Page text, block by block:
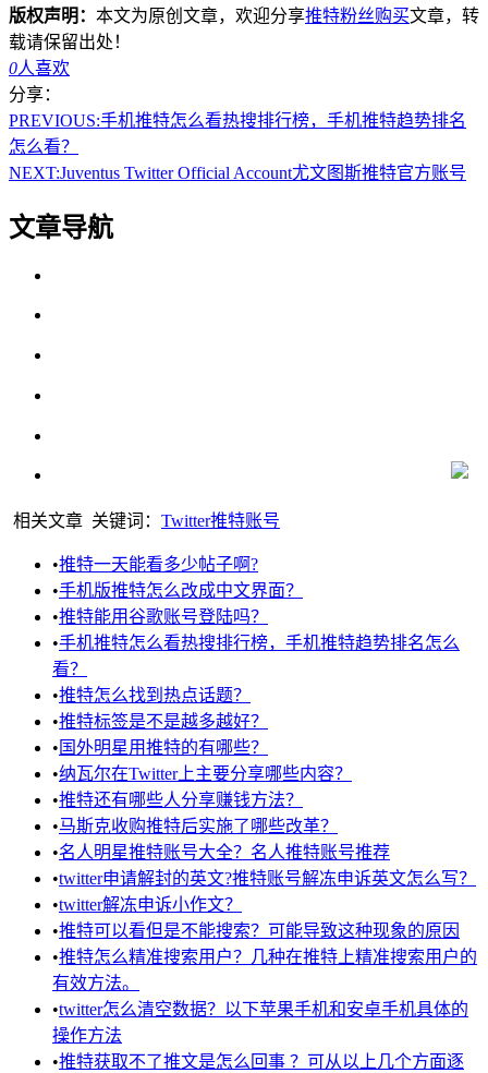
版权声明： 本文为原创文章，欢迎分享推特粉丝购买文章，转
载请保留出处！
0人喜欢
分享：
PREVIOUS:手机推特怎么看热搜排行榜，手机推特趋势排名
怎么看？
NEXT:Juventus Twitter Official Account尤文图斯推特官方账号
文章导航
相关文章 关键词： Twitter推特账号
•推特一天能看多少帖子啊?
•手机版推特怎么改成中文界面？
•推特能用谷歌账号登陆吗？
•手机推特怎么看热搜排行榜，手机推特趋势排名怎么
看？
•推特怎么找到热点话题？
•推特标签是不是越多越好？
• 国外明星用推特的有哪些？
•纳瓦尔在Twitter上主要分享哪些内容？
•推特还有哪些人分享赚钱方法？
•马斯克收购推特后实施了哪些改革？
•名人明星推特账号大全？名人推特账号推荐
•twitter申请解封的英文?推特账号解冻申诉英文怎么写？
•twitter解冻申诉小作文？
•推特可以看但是不能搜索？可能导致这种现象的原因
•推特怎么精准搜索用户？几种在推特上精准搜索用户的
有效方法。
•twitter怎么清空数据？以下苹果手机和安卓手机具体的
操作方法
•推特获取不了推文是怎么回事 ？可从以上几个方面逐